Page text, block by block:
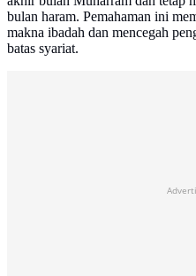
bulan haram. Pemahaman ini
makna ibadah dan mencegah
batas syariat.